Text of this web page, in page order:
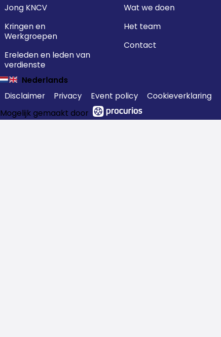
Jong KNCV
Kringen en
Werkgroepen
Ereleden en leden van
verdienste
Wat we doen
Het team
Contact
Nederlands
Disclaimer
Privacy Event policy
Cookieverklaring
Mogelijk gemaakt door